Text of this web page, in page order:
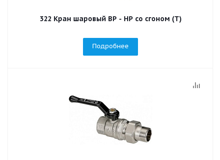
322 Кран шаровый ВР - НР со сгоном (T)
Подробнее